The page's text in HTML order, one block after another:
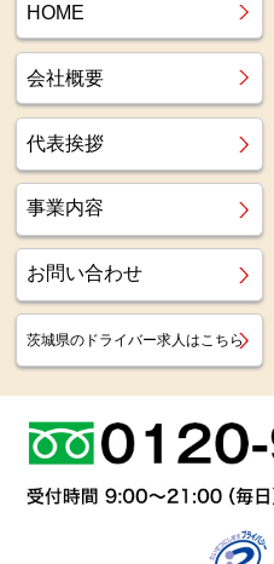
HOME
会社概要
代表挨拶
事業内容
お問い合わせ
茨城県のドライバー求人はこちら